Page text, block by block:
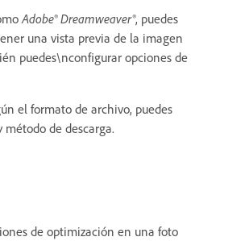
Adobe® Dreamweaver®, puedes
una vista previa de la imagen
puedes\nconfigurar opciones de
el formato de archivo, puedes
de descarga.
de optimización en una foto